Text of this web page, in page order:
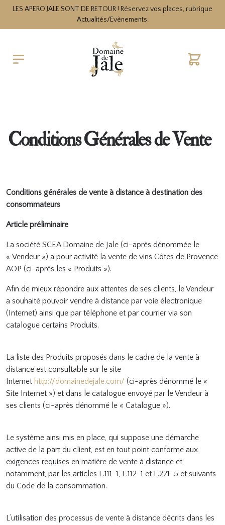
LES APERO'JALE SONT DE RETOUR ! Réservez vos places, rubrique
Actualités/Evènements.
Cart
Conditions Générales de Vente
Conditions générales de vente à distance à destination des
consommateurs
Article préliminaire
La société SCEA Domaine de Jale (ci-après dénommée le
« Vendeur ») a pour activité la vente de vins Côtes de Provence
AOP (ci-après les « Produits »).
Afin de mieux répondre aux attentes de ses clients, le Vendeur
a souhaité pouvoir vendre à distance par voie électronique
(Internet) ainsi que par téléphone et par courrier via son
catalogue certains Produits.
La liste des Produits proposés dans le cadre de la vente à
distance est consultable sur le site
Internet http://domainedejale.com/ (ci-après dénommé le «
Site Internet ») et dans le catalogue envoyé par le Vendeur à
ses clients (ci-après dénommé le « Catalogue »).
Le système ainsi mis en place, qui suppose une démarche
active de la part du client, est en tout point conforme aux
exigences requises en matière de vente à distance et,
notamment, par les articles L.111-1, L.112-1 et L.221-5 et suivants
du Code de la consommation.
L’utilisation des processus de vente à distance décrits dans les